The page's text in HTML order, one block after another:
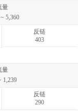
量
5,360
反链
403
量
1,239
反链
290